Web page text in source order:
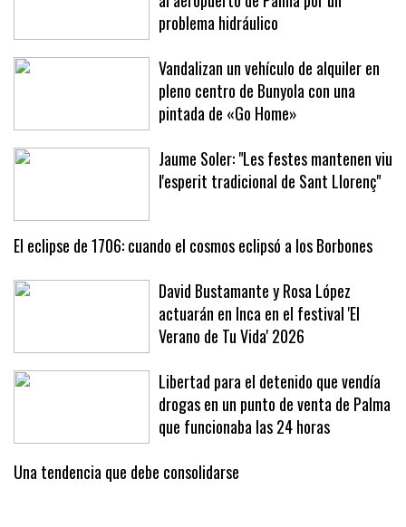
Un vuelo privado se desvía de urgencia
al aeropuerto de Palma por un
problema hidráulico
Vandalizan un vehículo de alquiler en
pleno centro de Bunyola con una
pintada de «Go Home»
Jaume Soler: "Les festes mantenen viu
El eclipse de 1706: cuando el cosmos eclipsó a los Borbones
David Bustamante y Rosa López
actuarán en Inca en el festival 'El
Verano de Tu Vida' 2026
Libertad para el detenido que vendía
drogas en un punto de venta de Palma
que funcionaba las 24 horas